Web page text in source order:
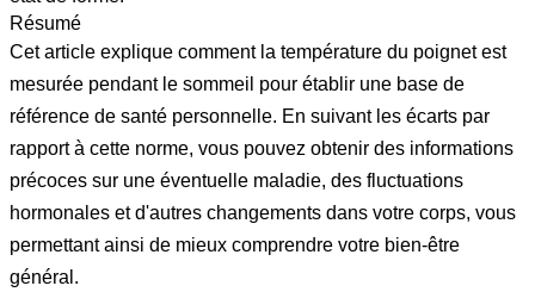
Résumé
Cet article explique comment la température du poignet est
mesurée pendant le sommeil pour établir une base de
référence de santé personnelle. En suivant les écarts par
rapport à cette norme, vous pouvez obtenir des informations
précoces sur une éventuelle maladie, des fluctuations
hormonales et d'autres changements dans votre corps, vous
permettant ainsi de mieux comprendre votre bien-être
général.